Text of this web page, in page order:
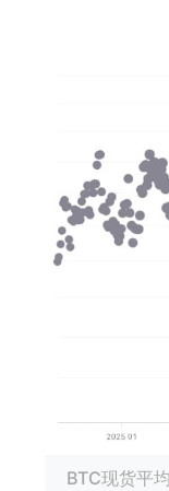
BTC现货平